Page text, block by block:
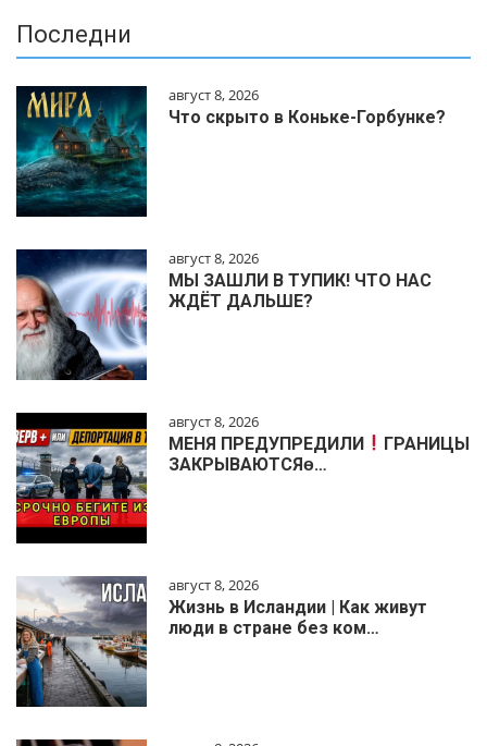
Последни
август 8, 2026
Что скрыто в Коньке-Горбунке?
август 8, 2026
МЫ ЗАШЛИ В ТУПИК! ЧТО НАС
ЖДЁТ ДАЛЬШЕ?
август 8, 2026
МЕНЯ ПРЕДУПРЕДИЛИ
ГРАНИЦЫ
ЗАКРЫВАЮТСЯɵ…
август 8, 2026
Жизнь в Исландии | Как живут
люди в стране без ком…